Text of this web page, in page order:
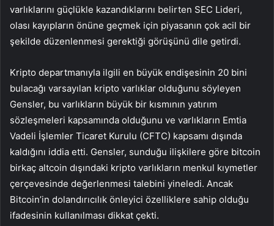
varlıklarını güçlükle kazandıklarını belirten SEC Lideri,
olası kayıpların önüne geçmek için piyasanın çok acil bir
şekilde düzenlenmesi gerektiği görüşünü dile getirdi.
Kripto departmanıyla ilgili en büyük endişesinin 20 bini
bulacağı varsayılan kripto varlıklar olduğunu söyleyen
Gensler, bu varlıkların büyük bir kısmının yatırım
sözleşmeleri kapsamında olduğunu ve varlıkların Emtia
Vadeli İşlemler Ticaret Kurulu (CFTC) kapsamı dışında
kaldığını iddia etti. Gensler, sunduğu ilişkilere göre bitcoin
birkaç altcoin dışındaki kripto varlıkların menkul kıymetler
çerçevesinde değerlenmesi talebini yineledi. Ancak
Bitcoin’in dolandırıcılık önleyici özelliklere sahip olduğu
ifadesinin kullanılması dikkat çekti.